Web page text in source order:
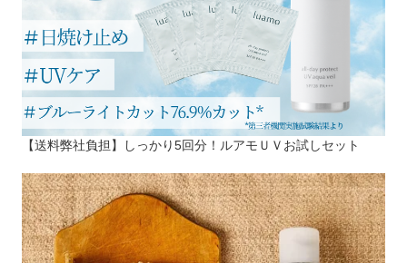
【送料弊社負担】しっかり5回分！ルアモＵＶお試しセット